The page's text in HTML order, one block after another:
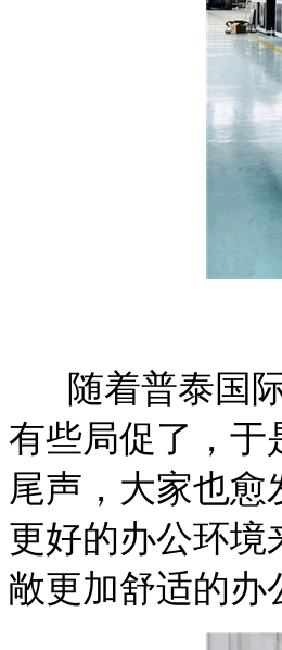
随着普泰国际
有些局促了，于
尾声，大家也
更好的办公环境
敞更加舒适的办